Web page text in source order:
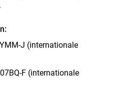
J (internationale
F (internationale